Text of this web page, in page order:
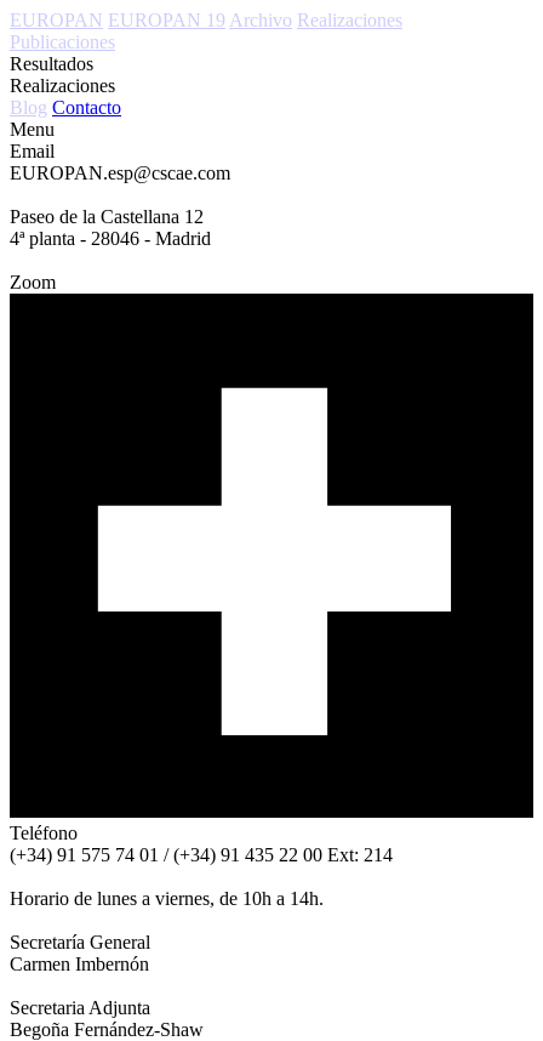
EUROPAN EUROPAN 19 Archivo Realizaciones
Publicaciones
Resultados
Realizaciones
Blog Contacto
Menu
Email
EUROPAN.esp@cscae.com
Paseo de la Castellana 12
4ª planta - 28046 - Madrid
Zoom
Teléfono
(+34) 91 575 74 01 / (+34) 91 435 22 00 Ext: 214
Horario de lunes a viernes, de 10h a 14h.
Secretaría General
Carmen Imbernón
Secretaria Adjunta
Begoña Fernández-Shaw